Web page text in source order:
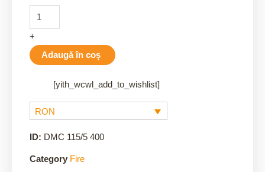
+
Adaugă în coș
[yith_wcwl_add_to_wishlist]
RON
ID: DMC 115/5 400
Category Fire